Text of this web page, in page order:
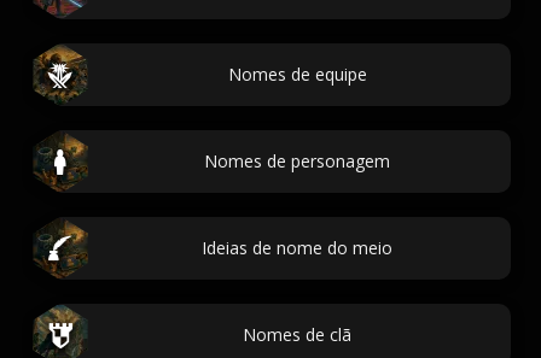
Nomes de equipe
Nomes de personagem
Ideias de nome do meio
Nomes de clã